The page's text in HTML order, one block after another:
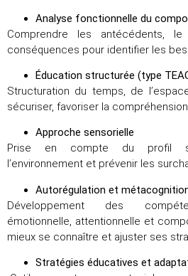
Analyse fonctionnelle du
Comprendre les antécédents,
conséquences pour identifier les
Éducation structurée (type
Structuration du temps, de
sécuriser, favoriser la
Approche sensorielle
Prise en compte du profil
l’environnement et prévenir les
Autorégulation et
Développement des
émotionnelle, attentionnelle et
mieux se connaître et ajuster ses
Stratégies éducatives et